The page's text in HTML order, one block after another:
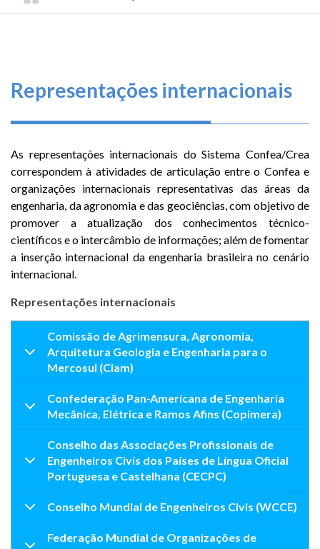
O
Fale
Conosco
Transparência
e
Prestação
de
TRILHA
CONSELHO
FEDERAL
Representações internacionais
As representações internacionais do Sistema Confea/Crea
correspondem à atividades de articulação entre o Confea e
organizações internacionais representativas das áreas da
engenharia, da agronomia e das geociências, com objetivo de
promover a atualização dos conhecimentos técnico-
científicos e o intercâmbio de informações; além de fomentar
a inserção internacional da engenharia brasileira no cenário
internacional.
Representações internacionais
Comissão de Agrimensura, Agronomia,
Arquitetura Geologia e Engenharia para o
Mercosul (Ciam)
Confederação Pan-Americana de Engenharia
Mecânica, Elétrica e Ramos Afins (Copimera)
Conselho das Associações Profissionais de
Engenheiros Civis dos Países de Língua Oficial
Portuguesa e Castelhana (CECPC)
Conselho Mundial de Engenheiros Civis (WCCE)
Federação Mundial de Organizações de